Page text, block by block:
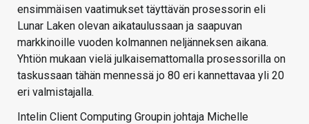
ensimmäisen vaatimukset täyttävän prosessorin eli
Lunar Laken olevan aikataulussaan ja saapuvan
markkinoille vuoden kolmannen neljänneksen aikana.
Yhtiön mukaan vielä julkaisemattomalla prosessorilla on
taskussaan tähän mennessä jo 80 eri kannettavaa yli 20
eri valmistajalla.
Intelin Client Computing Groupin johtaja Michelle